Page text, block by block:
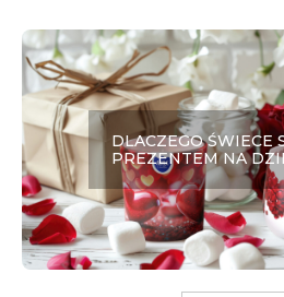
DLACZEGO ŚWIECE
PREZENTEM NA